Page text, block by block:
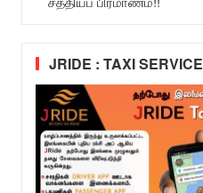
JRIDE : TAXI SERVICE